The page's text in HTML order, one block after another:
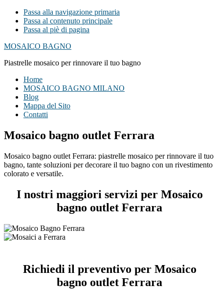
Passa alla navigazione primaria
Passa al contenuto principale
Passa al piè di pagina
MOSAICO BAGNO
Piastrelle mosaico per rinnovare il tuo bagno
Home
MOSAICO BAGNO MILANO
Blog
Mappa del Sito
Contatti
Mosaico bagno outlet Ferrara
Mosaico bagno outlet Ferrara: piastrelle mosaico per rinnovare il tuo
bagno, tante soluzioni per decorare il tuo bagno con un rivestimento
colorato e versatile.
I nostri maggiori servizi per Mosaico
bagno outlet Ferrara
Richiedi il preventivo per Mosaico
bagno outlet Ferrara